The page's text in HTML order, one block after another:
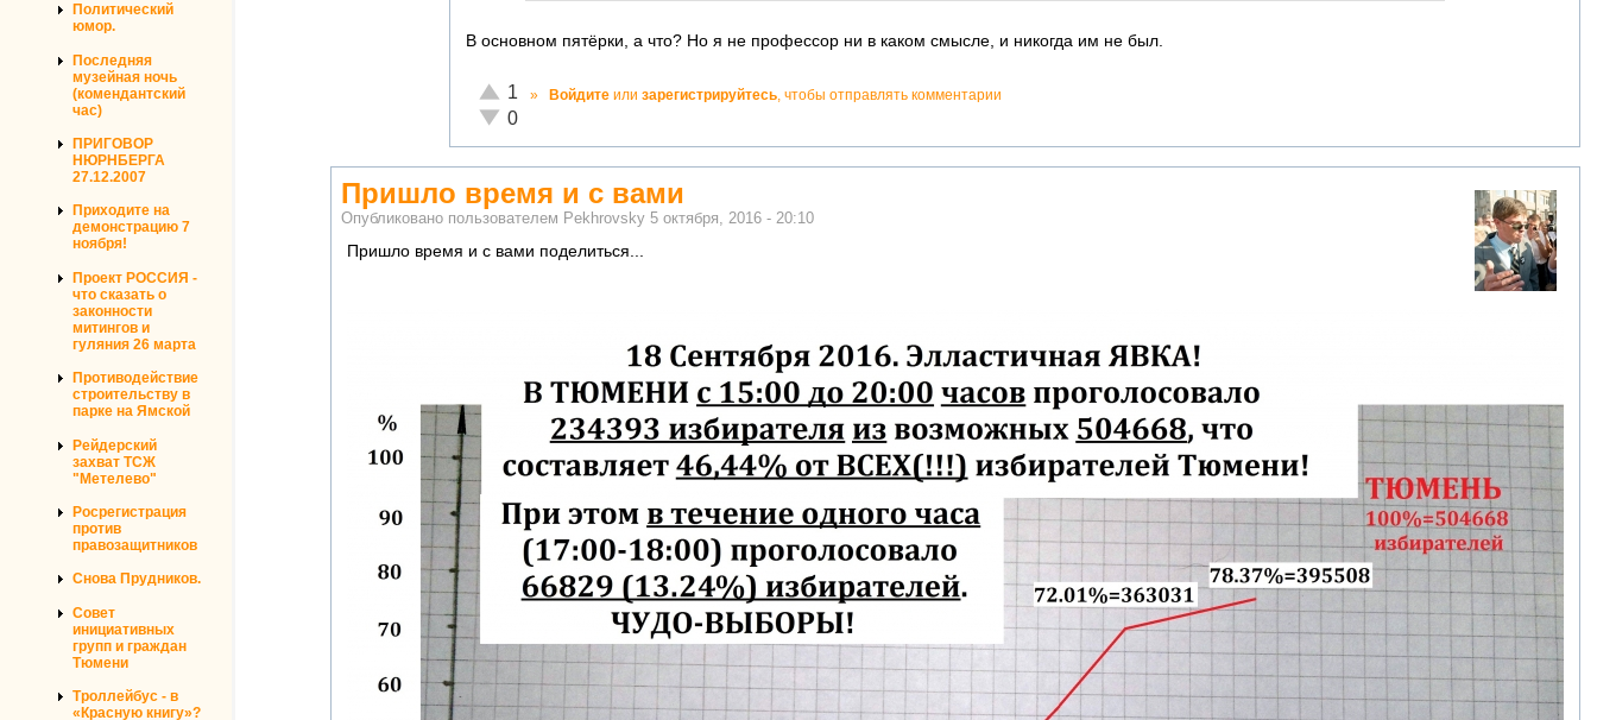
Политический
юмор.
Последняя
музейная ночь
(комендантский
час)
ПРИГОВОР
НЮРНБЕРГА
27.12.2007
Приходите на
демонстрацию 7
ноября!
Проект РОССИЯ -
что сказать о
законности
митингов и
гуляния 26 марта
Противодействие
строительству в
парке на Ямской
Рейдерский
захват ТСЖ
"Метелево"
Росрегистрация
против
правозащитников
Снова Прудников.
Совет
инициативных
групп и граждан
Тюмени
Троллейбус - в
«Красную книгу»?
В основном пятёрки, а что? Но я не профессор ни в каком смысле, и никогда им не был.
Отлично!
1
Неадекватно!
0
» Войдите или зарегистрируйтесь , чтобы отправлять комментарии
Пришло время и с вами
Опубликовано пользователем Pekhrovsky 5 октября, 2016 - 20:10
Пришло время и с вами поделиться...